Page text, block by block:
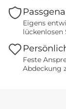
Eigens
lückenlosen
Feste
Abdeckung